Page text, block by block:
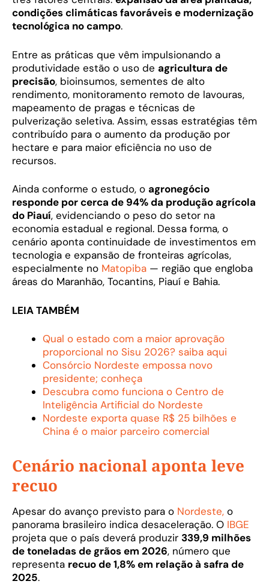
condições climáticas favoráveis e modernização
tecnológica no campo.
Entre as práticas que vêm impulsionando a
produtividade estão o uso de agricultura de
precisão, bioinsumos, sementes de alto
rendimento, monitoramento remoto de lavouras,
mapeamento de pragas e técnicas de
pulverização seletiva. Assim, essas estratégias têm
contribuído para o aumento da produção por
hectare e para maior eficiência no uso de
recursos.
Ainda conforme o estudo, o agronegócio
responde por cerca de 94% da produção agrícola
do Piauí, evidenciando o peso do setor na
economia estadual e regional. Dessa forma, o
cenário aponta continuidade de investimentos em
tecnologia e expansão de fronteiras agrícolas,
especialmente no Matopiba — região que engloba
áreas do Maranhão, Tocantins, Piauí e Bahia.
LEIA TAMBÉM
Qual o estado com a maior aprovação
proporcional no Sisu 2026? saiba aqui
Consórcio Nordeste empossa novo
presidente; conheça
Descubra como funciona o Centro de
Inteligência Artificial do Nordeste
Nordeste exporta quase R$ 25 bilhões e
China é o maior parceiro comercial
Cenário nacional aponta leve
recuo
Apesar do avanço previsto para o Nordeste, o
panorama brasileiro indica desaceleração. O IBGE
projeta que o país deverá produzir 339,9 milhões
de toneladas de grãos em 2026, número que
representa recuo de 1,8% em relação à safra de
2025.